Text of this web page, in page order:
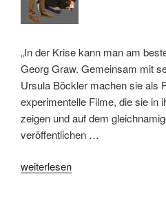
July“
„In der Krise kann man am
Georg Graw. Gemeinsam mit
Ursula Böckler machen sie als
experimentelle Filme, die sie in
zeigen und auf dem
veröffentlichen …
„Graw
weiterlesen